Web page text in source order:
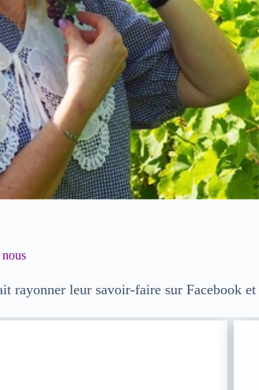
rayonner leur savoir-faire sur Facebook et